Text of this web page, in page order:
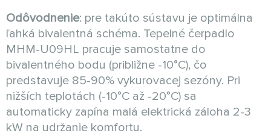
Odôvodnenie: pre takúto sústavu je optimálna
ľahká bivalentná schéma. Tepelné čerpadlo
MHM-U09HL pracuje samostatne do
bivalentného bodu (približne -10°C), čo
predstavuje 85-90% vykurovacej sezóny. Pri
nižších teplotách (-10°C až -20°C) sa
automaticky zapína malá elektrická záloha 2-3
kW na udržanie komfortu.